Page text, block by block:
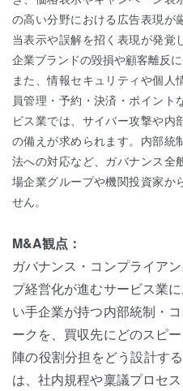
の高い分野における広告表現が
当表示や誤解を招く表現が発覚
企業ブランドの毀損や顧客離反
また、情報セキュリティや個人
員管理・予約・決済・ポイント
ビス業では、サイバー攻撃や内
の備えが求められます。内部統
法への対応など、ガバナンス全
場企業グループや機関投資家か
せん。
M&A観点：
ガバナンス・コンプライア
プ経営化が進むサービス業
い手企業が持つ内部統制・
ークを、買収先にどのスピ
陣の役割分担をどう設計す
は、社内規程や稟議プロセ